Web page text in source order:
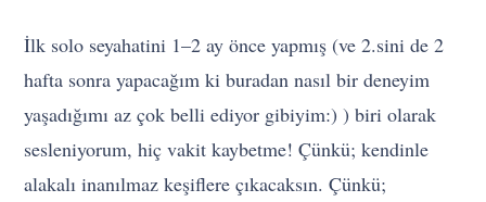
İlk solo seyahatini 1–2 ay önce yapmış (ve 2.sini de 2
hafta sonra yapacağım ki buradan nasıl bir deneyim
yaşadığımı az çok belli ediyor gibiyim:) ) biri olarak
sesleniyorum, hiç vakit kaybetme! Çünkü; kendinle
alakalı inanılmaz keşiflere çıkacaksın. Çünkü;